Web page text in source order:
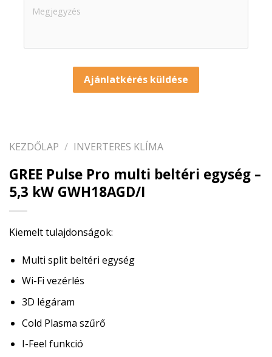
Ajánlatkérés küldése
KEZDŐLAP / INVERTERES KLÍMA
GREE Pulse Pro multi beltéri egység –
5,3 kW GWH18AGD/I
Kiemelt tulajdonságok:
Multi split beltéri egység
Wi-Fi vezérlés
3D légáram
Cold Plasma szűrő
I-Feel funkció